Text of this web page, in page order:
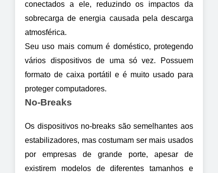
conectados a ele, reduzindo os impactos da
sobrecarga de energia causada pela descarga
atmosférica.
Seu uso mais comum é doméstico, protegendo
vários dispositivos de uma só vez. Possuem
formato de caixa portátil e é muito usado para
proteger computadores.
No-Breaks
Os dispositivos no-breaks são semelhantes aos
estabilizadores, mas costumam ser mais usados
por empresas de grande porte, apesar de
existirem modelos de diferentes tamanhos e